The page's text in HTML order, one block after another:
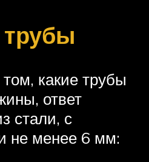
какие трубы
ответ
стали, с
не менее 6 мм: